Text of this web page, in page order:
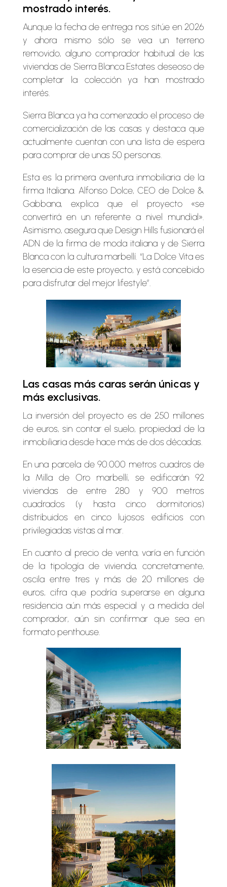
mostrado interés.
Aunque la fecha de entrega nos sitúe en 2026
y ahora mismo sólo se vea un terreno
removido, alguno comprador habitual de las
viviendas de Sierra Blanca Estates deseoso de
completar la colección ya han mostrado
interés.
Sierra Blanca ya ha comenzado el proceso de
comercialización de las casas y destaca que
actualmente cuentan con una lista de espera
para comprar de unas 50 personas.
Esta es la primera aventura inmobiliaria de la
firma Italiana. Alfonso Dolce, CEO de Dolce &
Gabbana, explica que el proyecto «se
convertirá en un referente a nivel mundial».
Asimismo, asegura que Design Hills fusionará el
ADN de la firma de moda italiana y de Sierra
Blanca con la cultura marbellí. “La Dolce Vita es
la esencia de este proyecto, y está concebido
para disfrutar del mejor lifestyle”.
Las casas más caras serán únicas y
más exclusivas.
La inversión del proyecto es de 250 millones
de euros, sin contar el suelo, propiedad de la
inmobiliaria desde hace más de dos décadas.
En una parcela de 90.000 metros cuadros de
la Milla de Oro marbellí, se edificarán 92
viviendas de entre 280 y 900 metros
cuadrados (y hasta cinco dormitorios)
distribuidos en cinco lujosos edificios con
privilegiadas vistas al mar.
En cuanto al precio de venta, varía en función
de la tipología de vivienda, concretamente,
oscila entre tres y más de 20 millones de
euros, cifra que podría superarse en alguna
residencia aún más especial y a medida del
comprador, aún sin confirmar que sea en
formato penthouse.